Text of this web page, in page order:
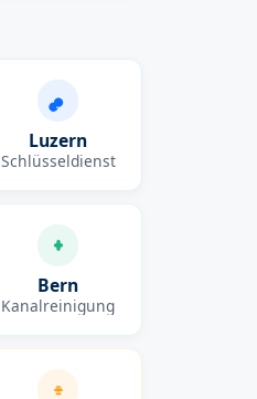
Luzern
Schlüsseldienst
Bern
Kanalreinigung